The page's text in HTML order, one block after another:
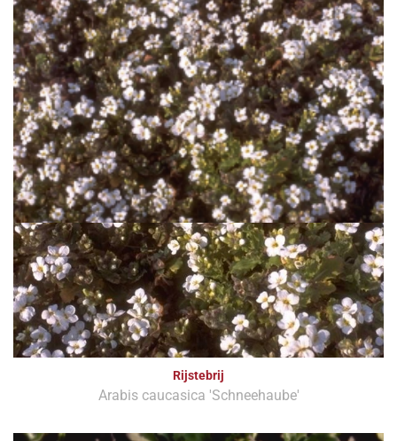
Rijstebrij
Arabis caucasica 'Schneehaube'